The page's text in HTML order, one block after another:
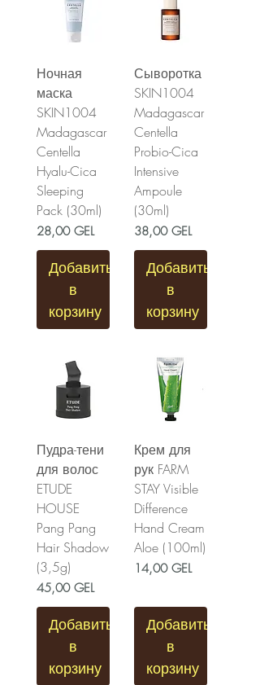
Ночная
маска
SKIN1004
Madagascar
Centella
Hyalu-Cica
Sleeping
Pack (30ml)
Цена
28,00 GEL
Добавить
в
корзину
Сыворотка
SKIN1004
Madagascar
Centella
Probio-Cica
Intensive
Ampoule
(30ml)
Цена
38,00 GEL
Добавить
в
корзину
Пудра-тени
для волос
ETUDE
HOUSE
Pang Pang
Hair Shadow
(3,5g)
Цена
45,00 GEL
Добавить
в
корзину
Крем для
рук FARM
STAY Visible
Difference
Hand Cream
Aloe (100ml)
Цена
14,00 GEL
Добавить
в
корзину